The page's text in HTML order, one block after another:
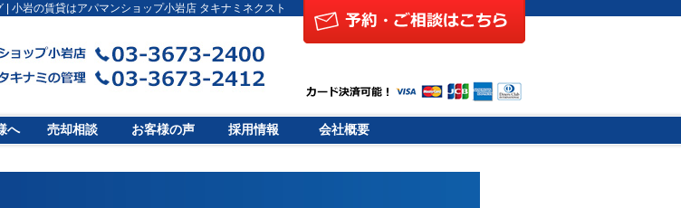
| 小岩の賃貸はアパマンショップ小岩店 タキナミネクスト
へ 売却相談 お客様の声 採用情報 会社概要